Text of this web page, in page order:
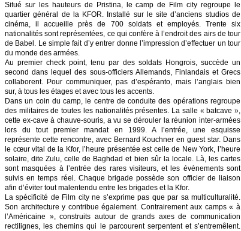
Situé sur les hauteurs de Pristina, le camp de Film city regroupe le
quartier général de la KFOR. Installé sur le site d’anciens studios de
cinéma, il accueille près de 700 soldats et employés. Trente six
nationalités sont représentées, ce qui confère à l’endroit des airs de tour
de Babel. Le simple fait d’y entrer donne l’impression d’effectuer un tour
du monde des armées.
Au premier check point, tenu par des soldats Hongrois, succède un
second dans lequel des sous-officiers Allemands, Finlandais et Grecs
collaborent. Pour communiquer, pas d’espéranto, mais l’anglais bien
sur, à tous les étages et avec tous les accents.
Dans un coin du camp, le centre de conduite des opérations regroupe
des militaires de toutes les nationalités présentes. La salle « batcave »,
cette ex-cave à chauve-souris, a vu se dérouler la réunion inter-armées
lors du tout premier mandat en 1999. A l’entrée, une esquisse
représente cette rencontre, avec Bernard Kouchner en guest star. Dans
le cœur vital de la Kfor, l’heure présentée est celle de New York, l’heure
solaire, dite Zulu, celle de Baghdad et bien sûr la locale. Là, les cartes
sont masquées à l’entrée des rares visiteurs, et les événements sont
suivis en temps réel. Chaque brigade possède son officier de liaison
afin d’éviter tout malentendu entre les brigades et la Kfor.
La spécificité de Film city ne s’exprime pas que par sa multiculturalité.
Son architecture y contribue également. Contrairement aux camps « à
l’Américaine », construits autour de grands axes de communication
rectilignes, les chemins qui le parcourent serpentent et s’entremêlent.